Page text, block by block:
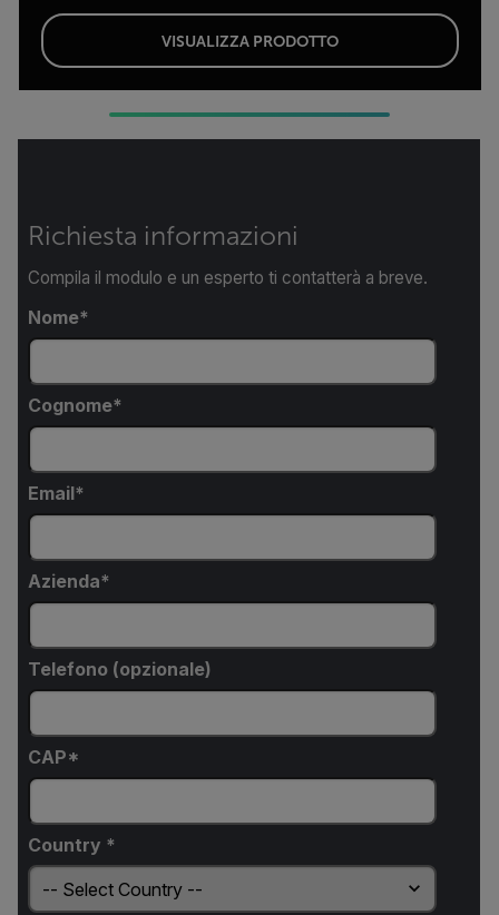
VISUALIZZA PRODOTTO
Richiesta informazioni
Compila il modulo e un esperto ti contatterà a breve.
Nome
Cognome
Email
Azienda
Telefono (opzionale)
CAP*
Country *